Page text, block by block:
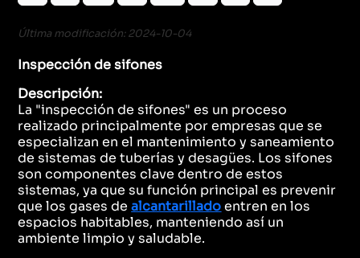
Última modificación: 2024-10-04
Inspección de sifones
Descripción:
La "inspección de sifones" es un proceso
realizado principalmente por empresas que se
especializan en el mantenimiento y saneamiento
de sistemas de tuberías y desagües. Los sifones
son componentes clave dentro de estos
sistemas, ya que su función principal es prevenir
que los gases dealcantarilladoentren en los
espacios habitables, manteniendo así un
ambiente limpio y saludable.